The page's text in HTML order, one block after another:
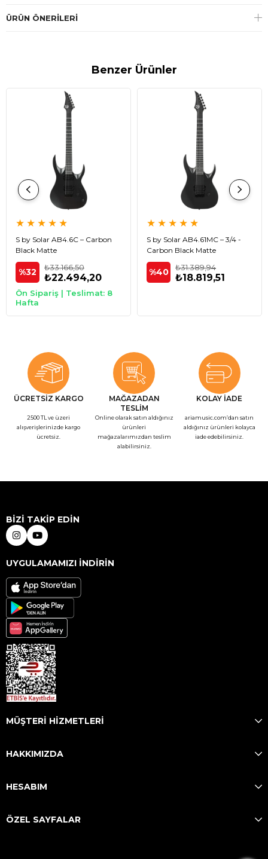
ÜRÜN ÖNERILERI
Benzer Ürünler
★ ★ ★ ★ ★
S by Solar AB4.6C – Carbon
Black Matte
%32 ₺22.494,20
₺33.166,50
Ön Sipariş | Teslimat: 8
Hafta
★ ★ ★ ★ ★
S by Solar AB4.61MC – 3/4 -
Carbon Black Matte
%40 ₺18.819,51
₺31.389,94
ÜCRETSİZ KARGO
2500 TL ve üzeri
alışverişlerinizde kargo
ücretsiz.
MAĞAZADAN
TESLİM
Online olarak satın aldığınız
ürünleri
mağazalarımızdan teslim
alabilirsiniz.
KOLAY İADE
ariamusic.com’dan satın
aldığınız ürünleri kolayca
iade edebilirsiniz.
BİZİ TAKİP EDİN
UYGULAMAMIZI İNDİRİN
MÜŞTERİ HİZMETLERİ
HAKKIMIZDA
HESABIM
ÖZEL SAYFALAR